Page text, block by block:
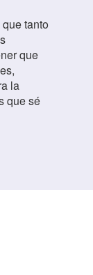
tanto
que
la
que sé